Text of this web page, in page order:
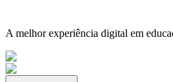
A melhor experiência digital em